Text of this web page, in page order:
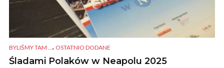
BYLIŚMY TAM ... , OSTATNIO DODANE
Śladami Polaków w Neapolu 2025